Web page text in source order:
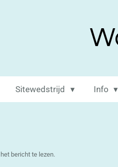
Sitewedstrijd Info
bericht te lezen.